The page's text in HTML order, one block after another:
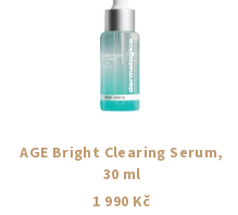
AGE Bright Clearing Serum,
30 ml
1 990 Kč